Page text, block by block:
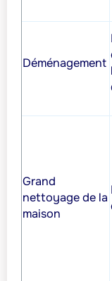
Déménagement
Grand
nettoyage de la
maison